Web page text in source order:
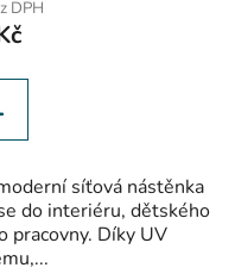
DPH
síťová nástěnka
do interiéru, dětského
pracovny. Díky UV